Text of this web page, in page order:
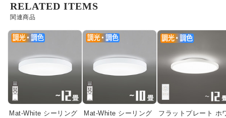
関連商品
RELATED ITEMS
Mat-White シーリング
Mat-White シーリング
フラットプレート ホ